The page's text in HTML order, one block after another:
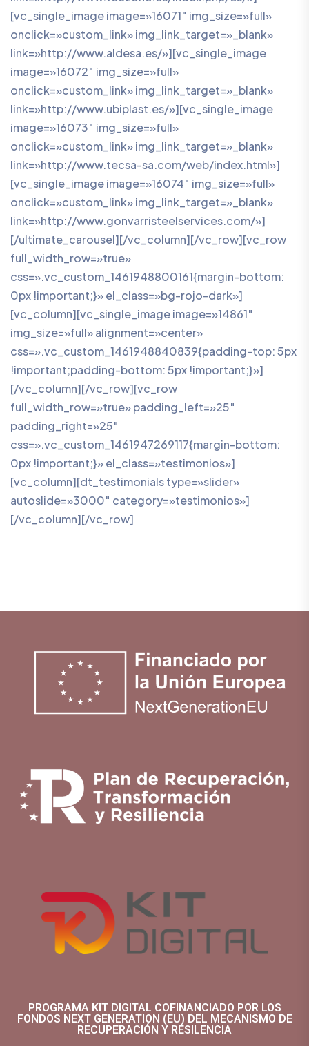
[vc_single_image image=»16071″ img_size=»full»
onclick=»custom_link» img_link_target=»_blank»
link=»http://www.aldesa.es/»][vc_single_image
image=»16072″ img_size=»full»
onclick=»custom_link» img_link_target=»_blank»
link=»http://www.ubiplast.es/»][vc_single_image
image=»16073″ img_size=»full»
onclick=»custom_link» img_link_target=»_blank»
link=»http://www.tecsa-sa.com/web/index.html»]
[vc_single_image image=»16074″ img_size=»full»
onclick=»custom_link» img_link_target=»_blank»
link=»http://www.gonvarristeelservices.com/»]
[/ultimate_carousel][/vc_column][/vc_row][vc_row
full_width_row=»true»
css=».vc_custom_1461948800161{margin-bottom:
0px !important;}» el_class=»bg-rojo-dark»]
[vc_column][vc_single_image image=»14861″
img_size=»full» alignment=»center»
css=».vc_custom_1461948840839{padding-top: 5px
!important;padding-bottom: 5px !important;}»]
[/vc_column][/vc_row][vc_row
full_width_row=»true» padding_left=»25″
padding_right=»25″
css=».vc_custom_1461947269117{margin-bottom:
0px !important;}» el_class=»testimonios»]
[vc_column][dt_testimonials type=»slider»
autoslide=»3000″ category=»testimonios»]
[/vc_column][/vc_row]
PROGRAMA KIT DIGITAL COFINANCIADO POR LOS
FONDOS NEXT GENERATION (EU) DEL MECANISMO DE
RECUPERACIÓN Y RESILENCIA